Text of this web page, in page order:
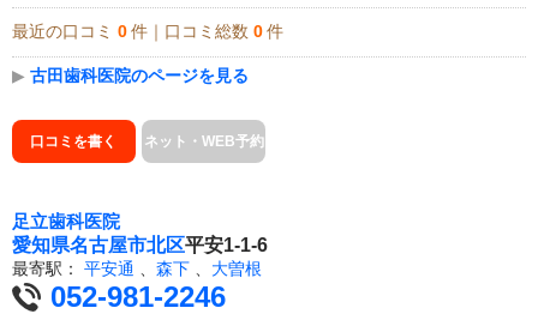
最近の口コミ 0 件｜口コミ総数 0 件
▶ 古田歯科医院のページを見る
口コミを書く ネット・WEB予約
足立歯科医院
愛知県名古屋市北区平安1-1-6
最寄駅： 平安通 森下 大曽根
052-981-2246